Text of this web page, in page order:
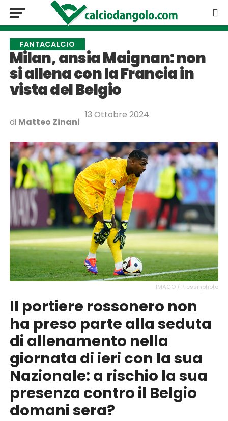
FANTACALCIO
Milan, ansia Maignan: non
si allena con la Francia in
vista del Belgio
di Matteo Zinani
13 Ottobre 2024
IMAGO / Pressinphoto
Il portiere rossonero non
ha preso parte alla seduta
di allenamento nella
giornata di ieri con la sua
Nazionale: a rischio la sua
presenza contro il Belgio
domani sera?